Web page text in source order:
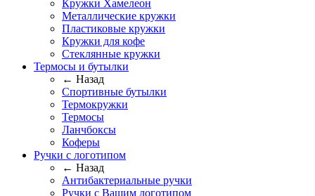
Кружки Хамелеон
Металлические кружки
Пластиковые кружки
Кружки для кофе
Стеклянные кружки
Термосы и бутылки
← Назад
Спортивные бутылки
Термокружки
Термосы
Ланчбоксы
Коферы
Ручки с логотипом
← Назад
Антибактериальные ручки
Ручки с Вашим логотипом